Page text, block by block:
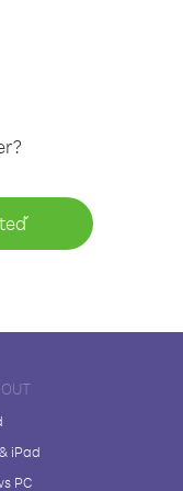
iPad
PC